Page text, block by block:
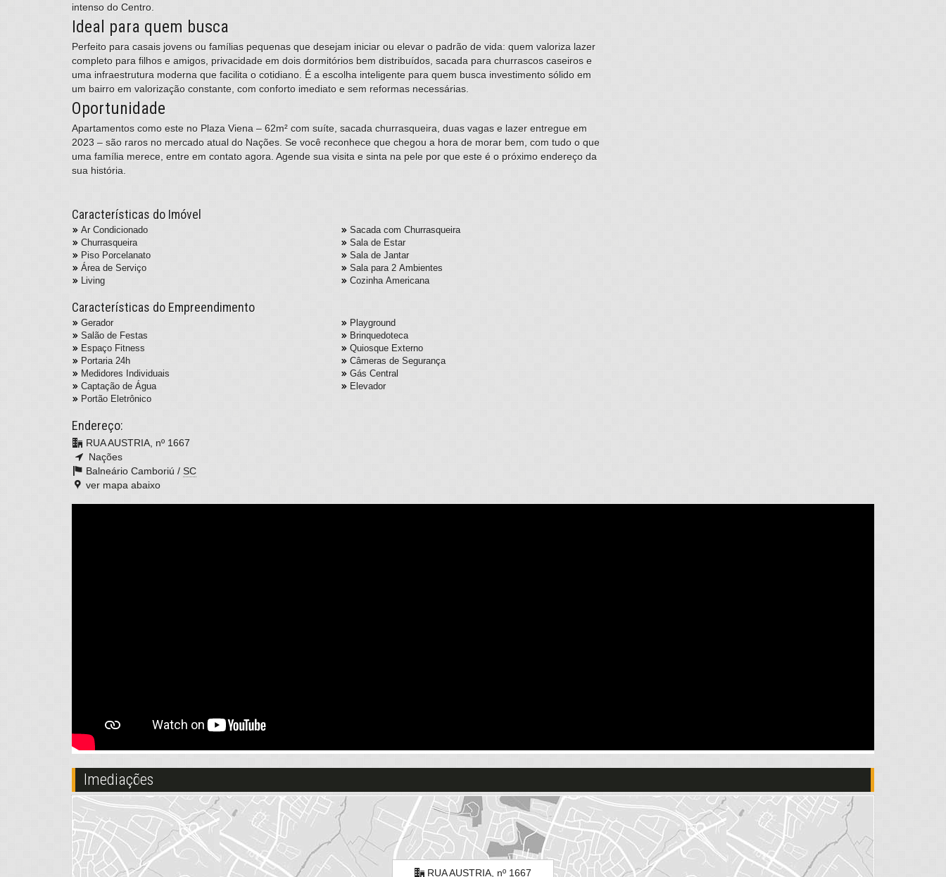
intenso do Centro.
Ideal para quem busca
Perfeito para casais jovens ou famílias pequenas que desejam iniciar ou elevar o padrão de vida: quem valoriza lazer
completo para filhos e amigos, privacidade em dois dormitórios bem distribuídos, sacada para churrascos caseiros e
uma infraestrutura moderna que facilita o cotidiano. É a escolha inteligente para quem busca investimento sólido em
um bairro em valorização constante, com conforto imediato e sem reformas necessárias.
Oportunidade
Apartamentos como este no Plaza Viena – 62m² com suíte, sacada churrasqueira, duas vagas e lazer entregue em
2023 – são raros no mercado atual do Nações. Se você reconhece que chegou a hora de morar bem, com tudo o que
uma família merece, entre em contato agora. Agende sua visita e sinta na pele por que este é o próximo endereço da
sua história.
Características do Imóvel
Ar Condicionado
Churrasqueira
Piso Porcelanato
Área de Serviço
Living
Sacada com Churrasqueira
Sala de Estar
Sala de Jantar
Sala para 2 Ambientes
Cozinha Americana
Características do Empreendimento
Gerador
Salão de Festas
Espaço Fitness
Portaria 24h
Medidores Individuais
Captação de Água
Portão Eletrônico
Playground
Brinquedoteca
Quiosque Externo
Câmeras de Segurança
Gás Central
Elevador
Endereço:
RUA AUSTRIA, nº 1667
Nações
Balneário Camboriú / SC
ver mapa abaixo
Imediações
RUA AUSTRIA, nº 1667